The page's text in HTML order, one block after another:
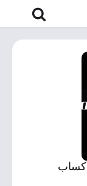
كساب